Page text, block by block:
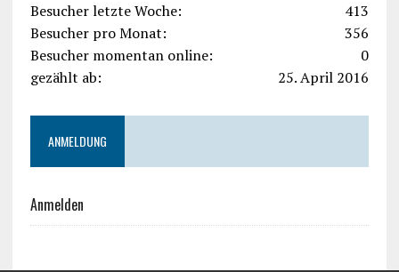
413
Besucher letzte Woche:
356
Besucher pro Monat:
0
Besucher momentan online:
25. April 2016
gezählt ab:
ANMELDUNG
Anmelden